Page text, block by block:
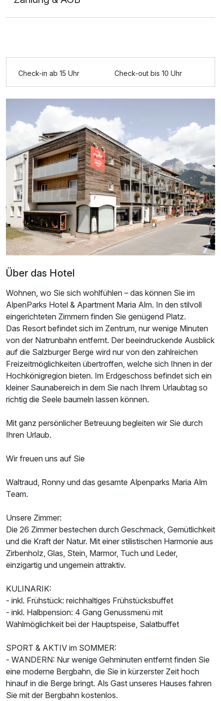
Für 7 Tage
Doppelzimmer Deluxe
2 Erwachsene und 1 Kind
Ausstattung
Zusatznächte
p.P. ab624,00 €
Doppelzimmer zur Einzelnutzung
1 Erwachsenen
Ausstattung
Zusatznächte
Check-in ab 15 Uhr Check-out bis 10 Uhr
Über das Hotel
Wohnen, wo Sie sich wohlfühlen – das können Sie im
AlpenParks Hotel & Apartment Maria Alm. In den stilvoll
eingerichteten Zimmern finden Sie genügend Platz.
Das Resort befindet sich im Zentrum, nur wenige Minuten
von der Natrunbahn entfernt. Der beeindruckende Ausblick
auf die Salzburger Berge wird nur von den zahlreichen
Freizeitmöglichkeiten übertroffen, welche sich Ihnen in der
Hochkönigregion bieten. Im Erdgeschoss befindet sich ein
kleiner Saunabereich in dem Sie nach Ihrem Urlaubtag so
richtig die Seele baumeln lassen können.
Mit ganz persönlicher Betreuung begleiten wir Sie durch
Ihren Urlaub.
Wir freuen uns auf Sie
Waltraud, Ronny und das gesamte Alpenparks Maria Alm
Team.
Unsere Zimmer:
Die 26 Zimmer bestechen durch Geschmack, Gemütlichkeit
und die Kraft der Natur. Mit einer stilistischen Harmonie aus
Zirbenholz, Glas, Stein, Marmor, Tuch und Leder,
einzigartig und ungemein attraktiv.
KULINARIK:
- inkl. Frühstück: reichhaltiges Frühstücksbuffet
- inkl. Halbpension: 4 Gang Genussmenü mit
Wahlmöglichkeit bei der Hauptspeise, Salatbuffet
SPORT & AKTIV im SOMMER:
- WANDERN: Nur wenige Gehminuten entfernt finden Sie
eine moderne Bergbahn, die Sie in kürzerster Zeit hoch
hinauf in die Berge bringt. Als Gast unseres Hauses fahren
Sie mit der Bergbahn kostenlos.